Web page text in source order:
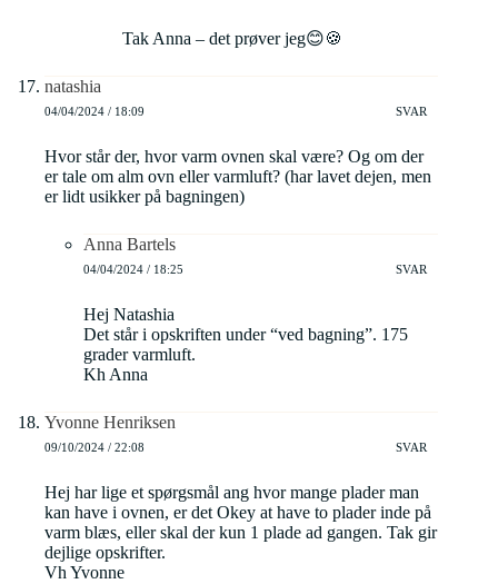
Tak Anna – det prøver jeg😊🍪
natashia
04/04/2024 / 18:09 SVAR
Hvor står der, hvor varm ovnen skal være? Og om der
er tale om alm ovn eller varmluft? (har lavet dejen, men
er lidt usikker på bagningen)
Anna Bartels
04/04/2024 / 18:25 SVAR
Hej Natashia
Det står i opskriften under “ved bagning”. 175
grader varmluft.
Kh Anna
Yvonne Henriksen
09/10/2024 / 22:08 SVAR
Hej har lige et spørgsmål ang hvor mange plader man
kan have i ovnen, er det Okey at have to plader inde på
varm blæs, eller skal der kun 1 plade ad gangen. Tak gir
dejlige opskrifter.
Vh Yvonne